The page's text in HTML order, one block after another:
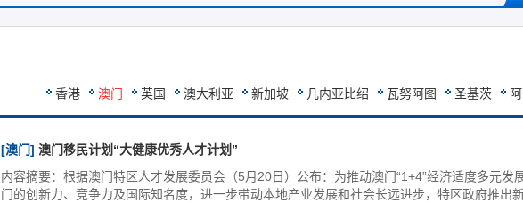
香港 澳门 英国 澳大利亚 新加坡 几内亚比绍 瓦努阿图 圣基茨
[澳门] 澳门移民计划“大健康优秀人才计划”
内容摘要：根据澳门特区人才发展委员会（5月20日）公布：为推动澳门“1+4”经济适度多元发
门的创新力、竞争力及国际知名度，进一步带动本地产业发展和社会长远进步，特区政府推出